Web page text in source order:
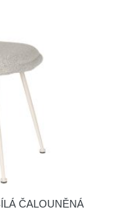
ČALOUNĚNÁ